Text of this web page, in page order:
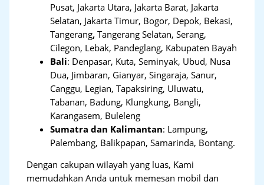
Pusat, Jakarta Utara, Jakarta Barat, Jakarta
Selatan, Jakarta Timur, Bogor, Depok, Bekasi,
Tangerang,Tangerang Selatan, Serang,
Cilegon, Lebak, Pandeglang, Kabupaten Bayah
Bali: Denpasar, Kuta, Seminyak, Ubud, Nusa
Dua, Jimbaran, Gianyar, Singaraja, Sanur,
Canggu, Legian, Tapaksiring, Uluwatu,
Tabanan, Badung, Klungkung, Bangli,
Karangasem, Buleleng
Sumatra dan Kalimantan: Lampung,
Palembang, Balikpapan, Samarinda, Bontang.
Dengan cakupan wilayah yang luas, Kami
memudahkan Anda untuk memesan mobil dan